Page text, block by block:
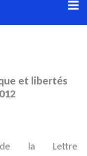
et libertés
de la Lettre